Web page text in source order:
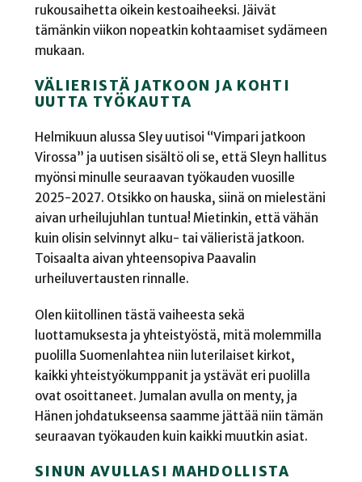
rukousaihetta oikein kestoaiheeksi. Jäivät
tämänkin viikon nopeatkin kohtaamiset sydämeen
mukaan.
VÄLIERISTÄ JATKOON JA KOHTI
UUTTA TYÖKAUTTA
Helmikuun alussa Sley uutisoi “Vimpari jatkoon
Virossa” ja uutisen sisältö oli se, että Sleyn hallitus
myönsi minulle seuraavan työkauden vuosille
2025-2027. Otsikko on hauska, siinä on mielestäni
aivan urheilujuhlan tuntua! Mietinkin, että vähän
kuin olisin selvinnyt alku- tai välieristä jatkoon.
Toisaalta aivan yhteensopiva Paavalin
urheiluvertausten rinnalle.
Olen kiitollinen tästä vaiheesta sekä
luottamuksesta ja yhteistyöstä, mitä molemmilla
puolilla Suomenlahtea niin luterilaiset kirkot,
kaikki yhteistyökumppanit ja ystävät eri puolilla
ovat osoittaneet. Jumalan avulla on menty, ja
Hänen johdatukseensa saamme jättää niin tämän
seuraavan työkauden kuin kaikki muutkin asiat.
SINUN AVULLASI MAHDOLLISTA